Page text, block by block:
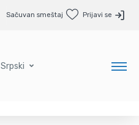
Sačuvan smeštaj Prijavi se
Srpski